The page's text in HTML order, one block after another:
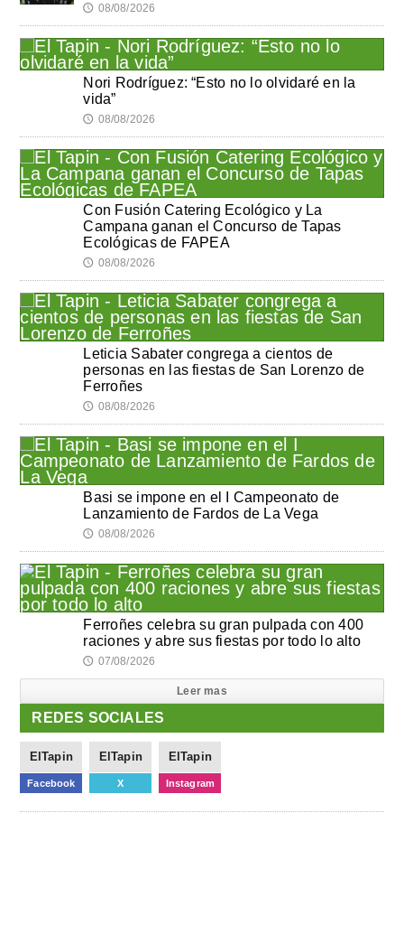
🕔 08/08/2026
Nori Rodríguez: “Esto no lo olvidaré en la
vida”
🕔 08/08/2026
Con Fusión Catering Ecológico y La
Campana ganan el Concurso de Tapas
Ecológicas de FAPEA
🕔 08/08/2026
Leticia Sabater congrega a cientos de
personas en las fiestas de San Lorenzo de
Ferroñes
🕔 08/08/2026
Basi se impone en el I Campeonato de
Lanzamiento de Fardos de La Vega
🕔 08/08/2026
Ferroñes celebra su gran pulpada con 400
raciones y abre sus fiestas por todo lo alto
🕔 07/08/2026
Leer mas
REDES SOCIALES
ElTapin
Facebook
ElTapin
X
ElTapin
Instagram